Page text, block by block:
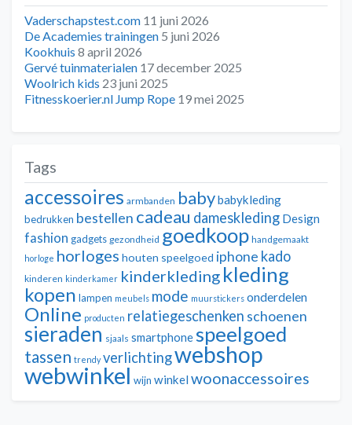
Vaderschapstest.com 11 juni 2026
De Academies trainingen 5 juni 2026
Kookhuis 8 april 2026
Gervé tuinmaterialen 17 december 2025
Woolrich kids 23 juni 2025
Fitnesskoerier.nl Jump Rope 19 mei 2025
Tags
accessoires armbanden babybabykleding
bedrukken bestellen cadeau dameskleding Design
fashion gadgets gezondheid goedkoop handgemaakt
horloge horloges houten speelgoed iphone kado
kinderen kinderkamer kinderkleding kleding
kopen lampen meubels mode muurstickers onderdelen
Online producten relatiegeschenken schoenen
sieraden sjaals smartphonespeelgoed
tassen trendy verlichtingwebshop
webwinkel wijn winkelwoonaccessoires